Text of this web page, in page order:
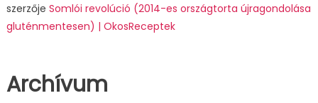
szerzője Somlói revolúció (2014-es országtorta újragondolása
gluténmentesen) | OkosReceptek
Archívum